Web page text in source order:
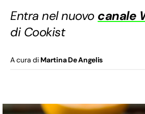
Entra nel nuovo canale
di Cookist
A cura di Martina De Angelis